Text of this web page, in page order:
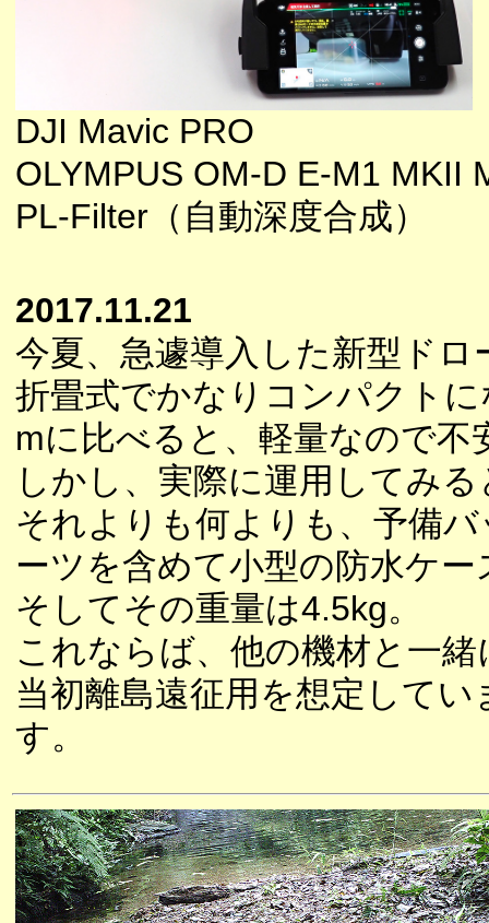
DJI Mavic PRO
OLYMPUS OM-D E-M1 MKII
PL-Filter（自動深度合成）
2017.11.21
今夏、急遽導入した新型ドロ
折畳式でかなりコンパクト
mに比べると、軽量なので
しかし、実際に運用してみ
それよりも何よりも、予備
ーツを含めて小型の防水ケ
そしてその重量は4.5kg。
これならば、他の機材と一
当初離島遠征用を想定して
す。